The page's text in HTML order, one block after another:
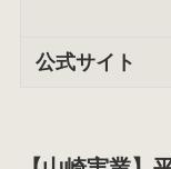
公式サイト